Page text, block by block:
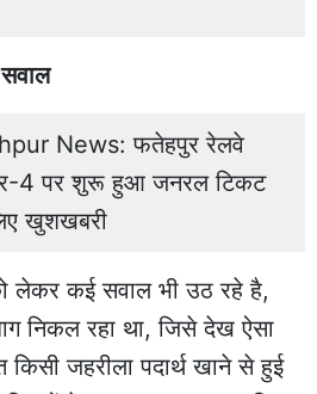
News: फतेहपुर रेलवे
4 पर शुरू हुआ जनरल टिकट
खुशखबरी
लेकर कई सवाल भी उठ रहे है,
निकल रहा था, जिसे देख ऐसा
जहरीला पदार्थ खाने से हुई